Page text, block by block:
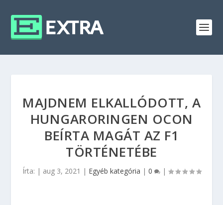
MAJDNEM ELKALLÓDOTT, A
HUNGARORINGEN OCON
BEÍRTA MAGÁT AZ F1
TÖRTÉNETÉBE
Írta: | aug 3, 2021 | Egyéb kategória | 0 |